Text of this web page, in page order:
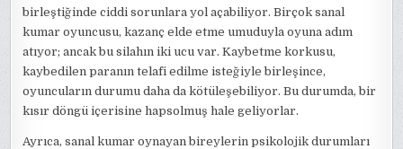
birleştiğinde ciddi sorunlara yol açabiliyor. Birçok sanal
kumar oyuncusu, kazanç elde etme umuduyla oyuna adım
atıyor; ancak bu silahın iki ucu var. Kaybetme korkusu,
kaybedilen paranın telafi edilme isteğiyle birleşince,
oyuncuların durumu daha da kötüleşebiliyor. Bu durumda, bir
kısır döngü içerisine hapsolmuş hale geliyorlar.
Ayrıca, sanal kumar oynayan bireylerin psikolojik durumları